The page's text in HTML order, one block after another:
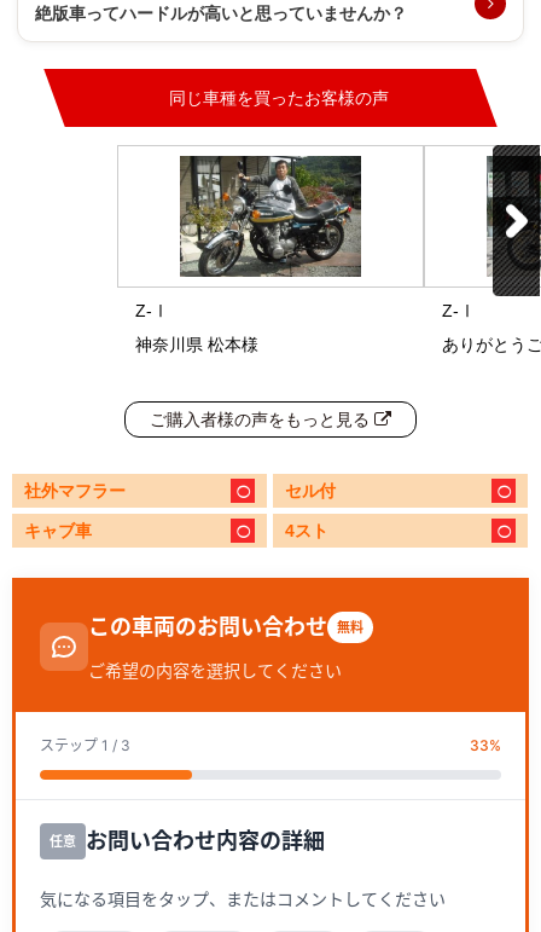
絶版車ってハードルが高いと思っていませんか？
同じ車種を買ったお客様の声
Z-Ⅰ
神奈川県 松本様
Z-Ⅰ
ありがとう
ご購入者様の声をもっと見る
社外マフラー セル付
キャブ車 4スト
この車両のお問い合わせ 無料
ご希望の内容を選択してください
ステップ 1 / 3 33%
任意 お問い合わせ内容の詳細
気になる項目をタップ、またはコメントしてください